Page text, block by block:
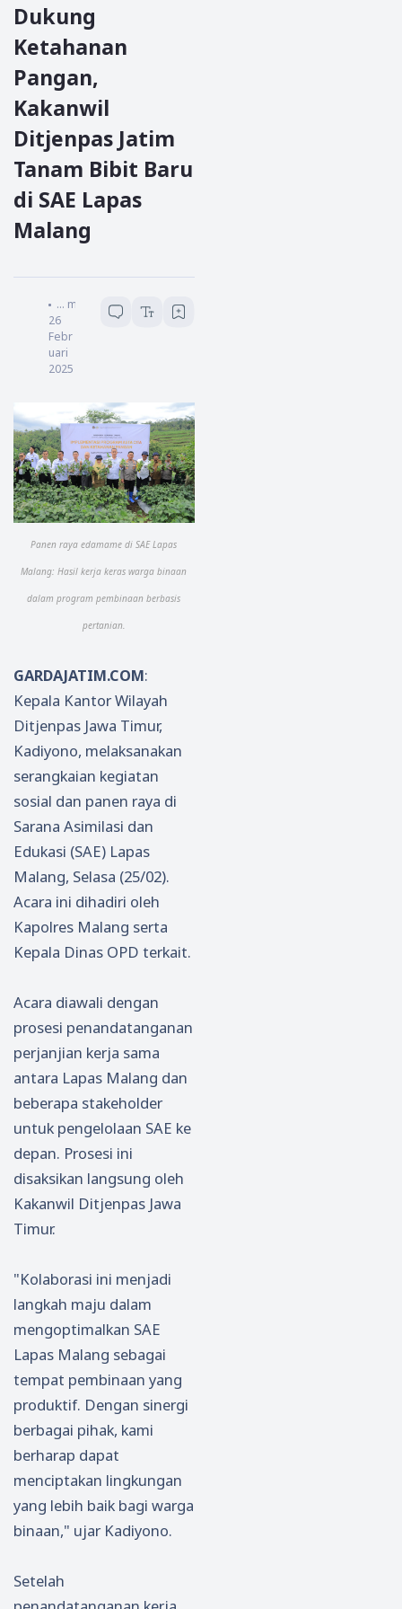
Dukung
Ketahanan
Pangan,
Kakanwil
Ditjenpas Jatim
Tanam Bibit Baru
di SAE Lapas
Malang
Redaksi Garda Jatim
... menit baca
26
Febr
uari
2025
Panen raya edamame di SAE Lapas
Malang: Hasil kerja keras warga binaan
dalam program pembinaan berbasis
pertanian.
GARDAJATIM.COM:
Kepala Kantor Wilayah
Ditjenpas Jawa Timur,
Kadiyono, melaksanakan
serangkaian kegiatan
sosial dan panen raya di
Sarana Asimilasi dan
Edukasi (SAE) Lapas
Malang, Selasa (25/02).
Acara ini dihadiri oleh
Kapolres Malang serta
Kepala Dinas OPD terkait.
Acara diawali dengan
prosesi penandatanganan
perjanjian kerja sama
antara Lapas Malang dan
beberapa stakeholder
untuk pengelolaan SAE ke
depan. Prosesi ini
disaksikan langsung oleh
Kakanwil Ditjenpas Jawa
Timur.
"Kolaborasi ini menjadi
langkah maju dalam
mengoptimalkan SAE
Lapas Malang sebagai
tempat pembinaan yang
produktif. Dengan sinergi
berbagai pihak, kami
berharap dapat
menciptakan lingkungan
yang lebih baik bagi warga
binaan," ujar Kadiyono.
Setelah